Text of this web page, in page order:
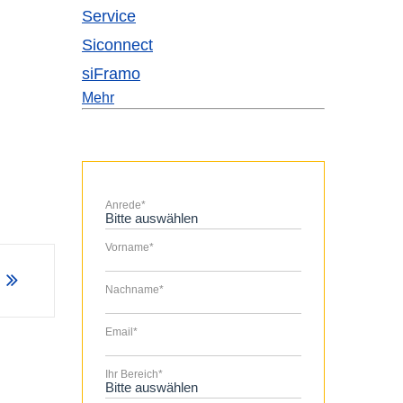
Service
Siconnect
siFramo
Mehr
Anrede*
Vorname*
Nachname*
Email*
Ihr Bereich*